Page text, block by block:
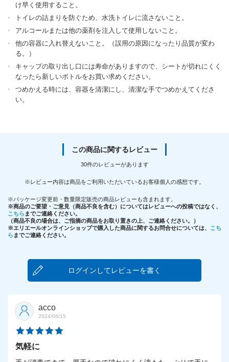
け早く使用すること。
トイレの詰まりを防ぐため、水洗トイレに流さないこと。
アルコールまたは他の薬剤を注入して使用しないこと。
他の容器に入れ替えないこと。（誤用の原因になったり品質が変わ
る。）
キャップの取り出し口には寿命がありますので、シートが切れにくく
なったら新しいボトルをお買い求めください。
つめかえる時には、容器を清潔にし、清潔な手でつめかえてくださ
い。